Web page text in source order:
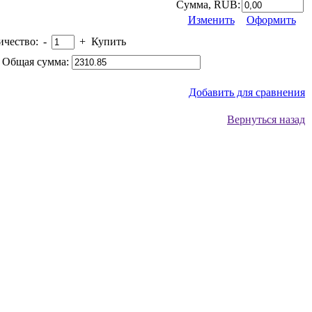
Сумма, RUB:
Изменить
Оформить
- + Купить
сумма:
Добавить для сравнения
Вернуться назад